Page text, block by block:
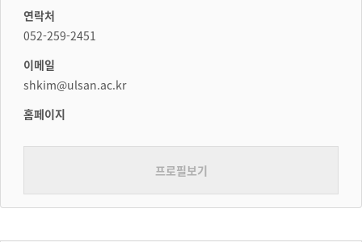
연락처
052-259-2451
이메일
shkim@ulsan.ac.kr
홈페이지
프로필보기